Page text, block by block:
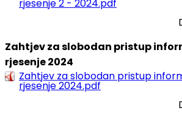
rjesenje 2 - 2024.pdf
Zahtjev za slobodan pristup
rjesenje 2024
Zahtjev za slobodan pristup
rjesenje 2024.pdf